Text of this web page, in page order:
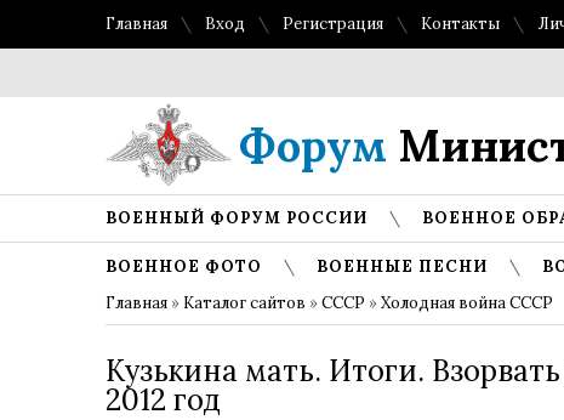
Главная Вход Регистрация Контакты
Форум
ВОЕННЫЙ ФОРУМ РОССИИ ВОЕННОЕ
ВОЕННОЕ ФОТО ВОЕННЫЕ ПЕСНИ
Главная » Каталог сайтов »СССР »Холодная война СССР
Кузькина мать. Итоги.
2012 год